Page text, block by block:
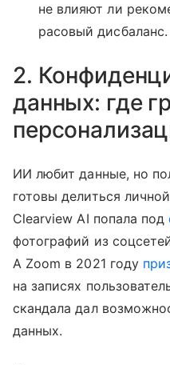
не влияют ли
расовый дисбаланс.
2.
данных: где
ИИ любит данные, но
готовы делиться
Clearview AI попала под
фотографий из
А Zoom в 2021 году
на записях
скандала дал
данных.